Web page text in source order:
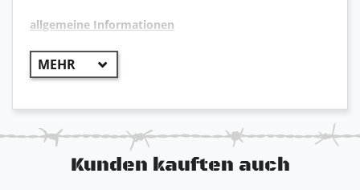
allgemeine Informationen
++ Original Bundeswehr ++
verstärkter Zehen und Fersenbereich
Lasche am hinteren Schaft für schnelleren
Einstieg
antistatische Sohle, öl- und benzinbeständig
Kunden kauften auch